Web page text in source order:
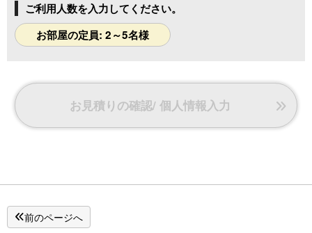
ご利用人数を入力してください。
お部屋の定員: 2～5名様
お見積りの確認/ 個人情報入力
前のページへ